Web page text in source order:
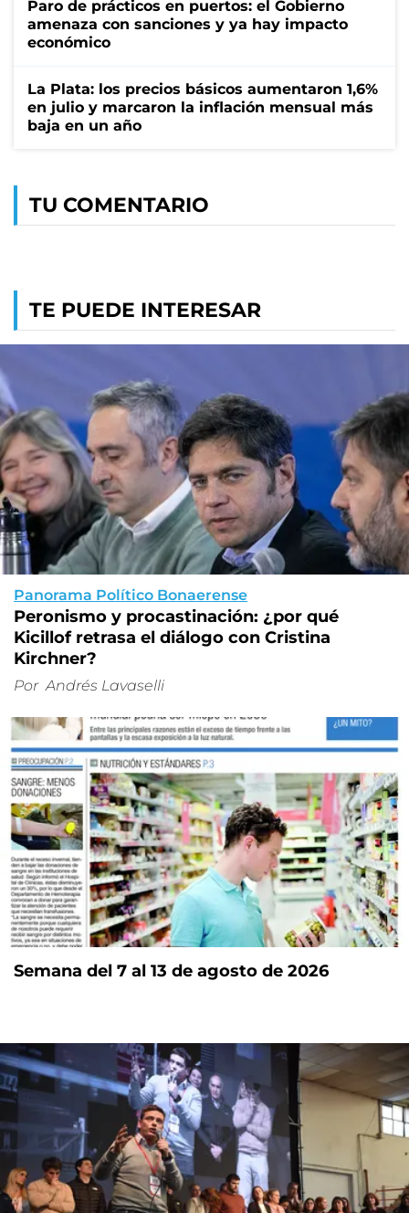
Paro de prácticos en puertos: el Gobierno
amenaza con sanciones y ya hay impacto
económico
La Plata: los precios básicos aumentaron 1,6%
en julio y marcaron la inflación mensual más
baja en un año
TU COMENTARIO
TE PUEDE INTERESAR
Panorama Político Bonaerense
Peronismo y procastinación: ¿por qué
Kicillof retrasa el diálogo con Cristina
Kirchner?
Por Andrés Lavaselli
Semana del 7 al 13 de agosto de 2026